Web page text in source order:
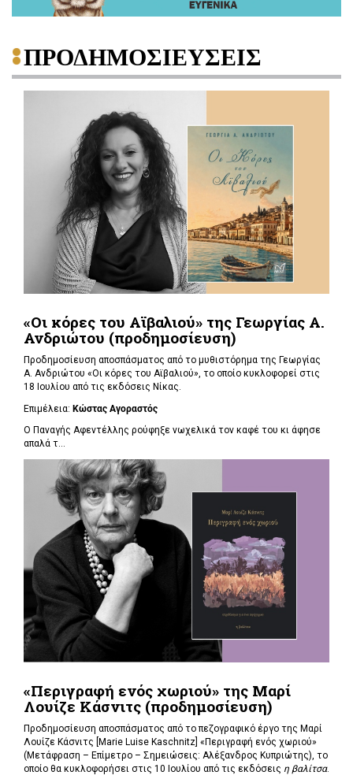
ΠΡΟΔΗΜΟΣΙΕΥΣΕΙΣ
«Οι κόρες του Αϊβαλιού» της Γεωργίας Α.
Ανδριώτου (προδημοσίευση)
Προδημοσίευση αποσπάσματος από το μυθιστόρημα της Γεωργίας
Α. Ανδριώτου «Οι κόρες του Αϊβαλιού», το οποίο κυκλοφορεί στις
18 Ιουλίου από τις εκδόσεις Νίκας.
Επιμέλεια: Κώστας Αγοραστός
Ο Παναγής Αφεντέλλης ρούφηξε νωχελικά τον καφέ του κι άφησε
απαλά τ...
«Περιγραφή ενός χωριού» της Μαρί
Λουίζε Κάσνιτς (προδημοσίευση)
Προδημοσίευση αποσπάσματος από το πεζογραφικό έργο της Μαρί
Λουίζε Κάσνιτς [Marie Luise Kaschnitz] «Περιγραφή ενός χωριού»
(Μετάφραση – Επίμετρο – Σημειώσεις: Αλέξανδρος Κυπριώτης), το
οποίο θα κυκλοφορήσει στις 10 Ιουλίου από τις εκδόσεις η βαλίτσα.